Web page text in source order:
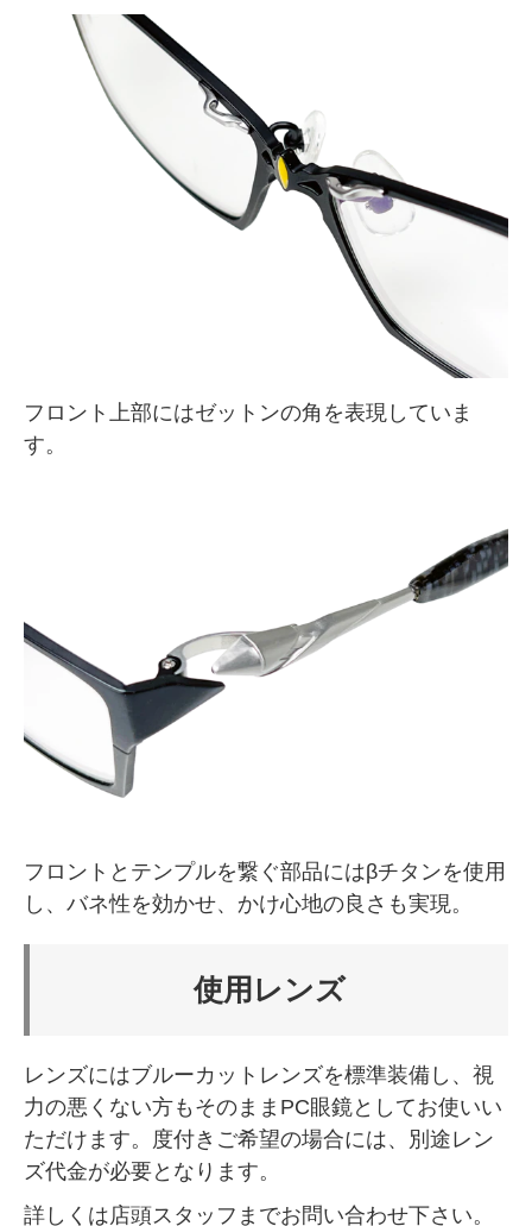
フロント上部にはゼットンの角を表現していま
す。
フロントとテンプルを繋ぐ部品にはβチタンを使用
し、バネ性を効かせ、かけ心地の良さも実現。
使用レンズ
レンズにはブルーカットレンズを標準装備し、視
力の悪くない方もそのままPC眼鏡としてお使いい
ただけます。度付きご希望の場合には、別途レン
ズ代金が必要となります。
詳しくは店頭スタッフまでお問い合わせ下さい。